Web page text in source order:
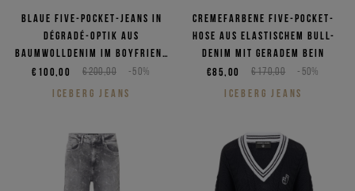
Blaue Five-Pocket-Jeans in
Dégradé-Optik aus
Baumwolldenim im Boyfriend
Fit
€200,00 -50%
€100,00
ICEBERG JEANS
Cremefarbene Five-Pocket-
Hose aus elastischem Bull-
Denim mit geradem Bein
€170,00 -50%
€85,00
ICEBERG JEANS